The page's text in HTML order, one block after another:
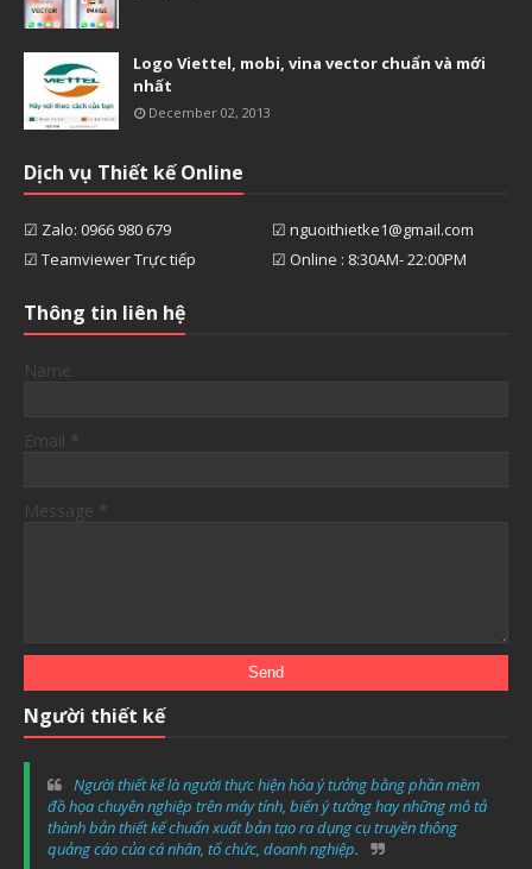
Logo Viettel, mobi, vina vector chuẩn và mới
nhất
December 02, 2013
Dịch vụ Thiết kế Online
☑ Zalo: 0966 980 679
☑ nguoithietke1@gmail.com
☑ Teamviewer Trực tiếp
☑ Online : 8:30AM- 22:00PM
Thông tin liên hệ
Name
Email *
Message *
Người thiết kế
Người thiết kế là người thực hiện hóa ý tưởng bằng phần mềm
đồ họa chuyên nghiệp trên máy tính, biến ý tưởng hay những mô tả
thành bản thiết kế chuẩn xuất bản tạo ra dụng cụ truyền thông
quảng cáo của cá nhân, tổ chức, doanh nghiệp.